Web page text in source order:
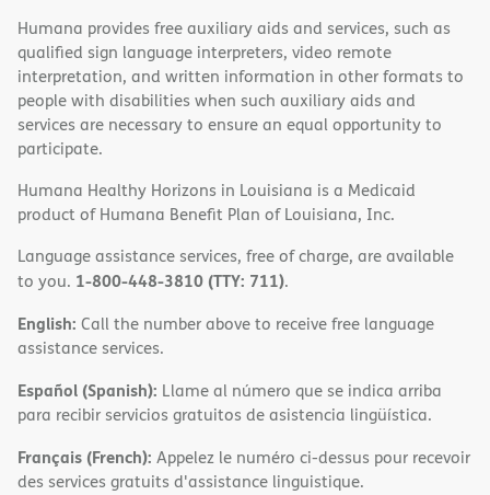
Humana provides free auxiliary aids and services, such as
qualified sign language interpreters, video remote
interpretation, and written information in other formats to
people with disabilities when such auxiliary aids and
services are necessary to ensure an equal opportunity to
participate.
Humana Healthy Horizons in Louisiana is a Medicaid
product of Humana Benefit Plan of Louisiana, Inc.
Language assistance services, free of charge, are available
to you. 1-800-448-3810 (TTY: 711).
English: Call the number above to receive free language
assistance services.
Español (Spanish): Llame al número que se indica arriba
para recibir servicios gratuitos de asistencia lingüística.
Français (French): Appelez le numéro ci-dessus pour recevoir
des services gratuits d'assistance linguistique.